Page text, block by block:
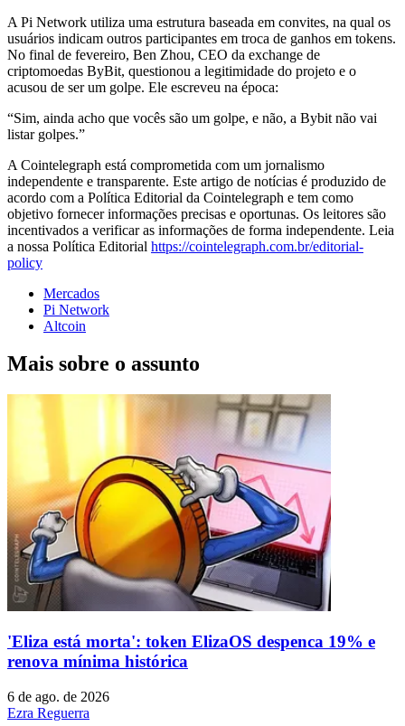
A Pi Network utiliza uma estrutura baseada em convites, na qual os
usuários indicam outros participantes em troca de ganhos em tokens.
No final de fevereiro, Ben Zhou, CEO da exchange de
criptomoedas ByBit, questionou a legitimidade do projeto e o
acusou de ser um golpe. Ele escreveu na época:
“Sim, ainda acho que vocês são um golpe, e não, a Bybit não vai
listar golpes.”
A Cointelegraph está comprometida com um jornalismo
independente e transparente. Este artigo de notícias é produzido de
acordo com a Política Editorial da Cointelegraph e tem como
objetivo fornecer informações precisas e oportunas. Os leitores são
incentivados a verificar as informações de forma independente. Leia
a nossa Política Editorial https://cointelegraph.com.br/editorial-
policy
Mercados
Pi Network
Altcoin
Mais sobre o assunto
'Eliza está morta': token ElizaOS despenca 19% e
renova mínima histórica
6 de ago. de 2026
Ezra Reguerra